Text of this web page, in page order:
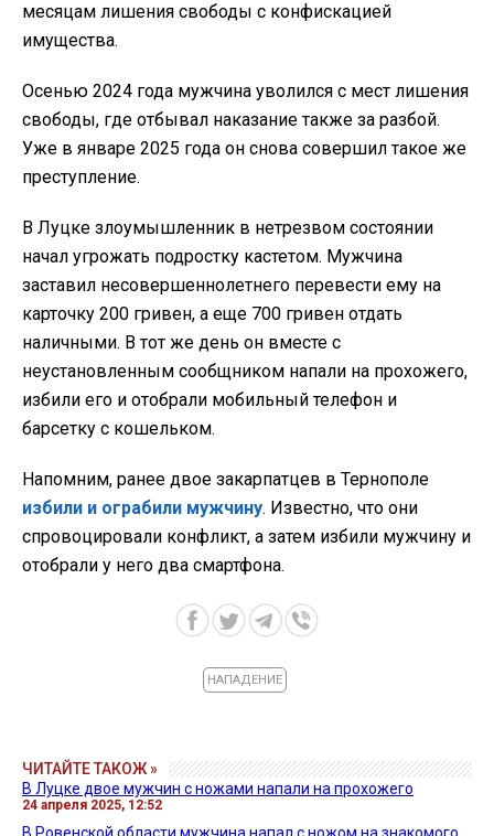
месяцам лишения свободы с конфискацией
имущества.
Осенью 2024 года мужчина уволился с мест лишения
свободы, где отбывал наказание также за разбой.
Уже в январе 2025 года он снова совершил такое же
преступление.
В Луцке злоумышленник в нетрезвом состоянии
начал угрожать подростку кастетом. Мужчина
заставил несовершеннолетнего перевести ему на
карточку 200 гривен, а еще 700 гривен отдать
наличными. В тот же день он вместе с
неустановленным сообщником напали на прохожего,
избили его и отобрали мобильный телефон и
барсетку с кошельком.
Напомним, ранее двое закарпатцев в Тернополе
избили и ограбили мужчину. Известно, что они
спровоцировали конфликт, а затем избили мужчину и
отобрали у него два смартфона.
НАПАДЕНИЕ
ЧИТАЙТЕ ТАКОЖ »
В Луцке двое мужчин с ножами напали на прохожего
24 апреля 2025, 12:52